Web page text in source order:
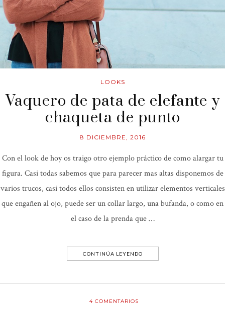
LOOKS
Vaquero de pata de elefante y
chaqueta de punto
8 DICIEMBRE, 2016
Con el look de hoy os traigo otro ejemplo práctico de como alargar tu
figura. Casi todas sabemos que para parecer mas altas disponemos de
varios trucos, casi todos ellos consisten en utilizar elementos verticales
que engañen al ojo, puede ser un collar largo, una bufanda, o como en
el caso de la prenda que …
CONTINÚA LEYENDO
4COMENTARIOS